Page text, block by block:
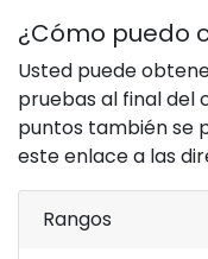
¿Cómo puedo
Usted puede
pruebas al final del
puntos también se
este enlace a las
Rangos